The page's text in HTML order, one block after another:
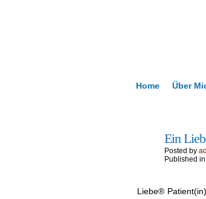
Home Über
Ein
Posted by
Published in
Liebe®